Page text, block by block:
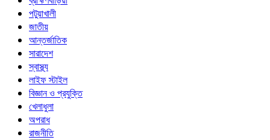
পটুয়াখালী
জাতীয়
আন্তর্জাতিক
সারাদেশ
স্বাস্থ্য
লাইফ স্টাইল
বিজ্ঞান ও প্রযুক্তি
খেলাধুলা
অপরাধ
রাজনীতি